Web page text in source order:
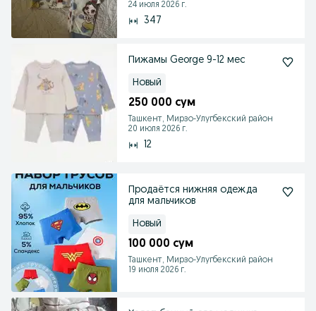
24 июля 2026 г.
347
Пижамы George 9-12 мес
Новый
250 000 сум
Ташкент, Мирзо-Улугбекский район
20 июля 2026 г.
12
Продаётся нижняя одежда
для мальчиков
Новый
100 000 сум
Ташкент, Мирзо-Улугбекский район
19 июля 2026 г.